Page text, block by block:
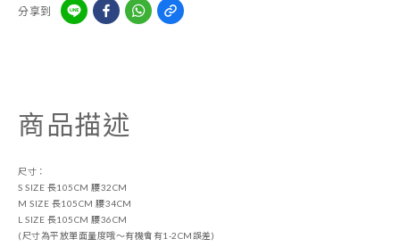
分享到
商品描述
尺寸：
S SIZE 長105CM 腰32CM
M SIZE 長105CM 腰34CM
L SIZE 長105CM 腰36CM
(尺寸為平放單面量度哦～有機會有1-2CM誤差)